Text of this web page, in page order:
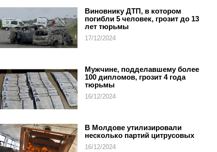
Виновнику ДТП, в котором
погибли 5 человек, грозит до 13
лет тюрьмы
17/12/2024
Мужчине, подделавшему более
100 дипломов, грозит 4 года
тюрьмы
16/12/2024
В Молдове утилизировали
несколько партий цитрусовых
16/12/2024